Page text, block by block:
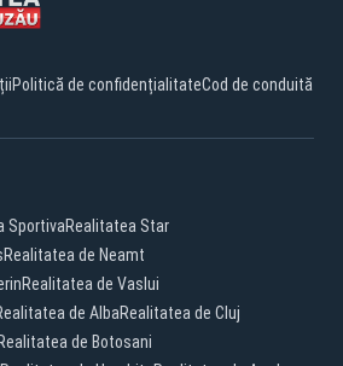
Politică de confidențialitateCod de conduită
SportivaRealitatea Star
Realitatea de Neamt
Realitatea de Vaslui
de AlbaRealitatea de Cluj
Realitatea de Botosani